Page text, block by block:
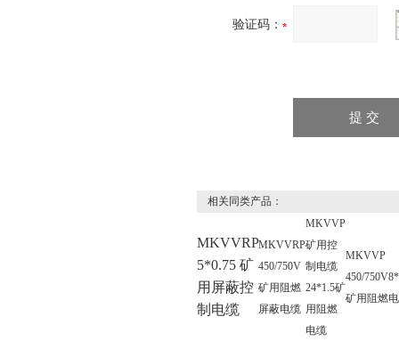
验证码：
相关同类产品：
MKVVRP
5*0.75 矿
用屏蔽控
制电缆
MKVVRP
450/750V
矿用阻燃
屏蔽电缆
MKVVP
矿用控
制电缆
24*1.5矿
用阻燃
电缆
MKVVP
450/
矿用阻燃